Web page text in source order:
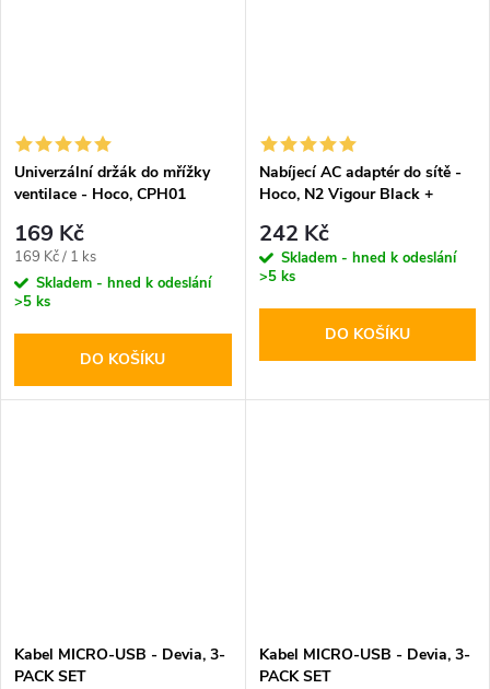
Univerzální držák do mřížky
ventilace - Hoco, CPH01
169 Kč
Měrná
cena:
169 Kč / 1 ks
Skladem - hned k odeslání
>5 ks
DO KOŠÍKU
Nabíjecí AC adaptér do sítě -
Hoco, N2 Vigour Black +
242 Kč
Skladem - hned k odeslání
>5 ks
DO KOŠÍKU
Kabel MICRO-USB - Devia, 3-
PACK SET
Kabel MICRO-USB - Devia, 3-
PACK SET